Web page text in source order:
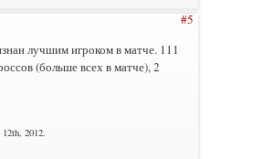
#5
лучшим игроком в матче. 111
(больше всех в матче), 2
2012.